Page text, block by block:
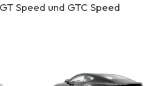
Speed und GTC Speed